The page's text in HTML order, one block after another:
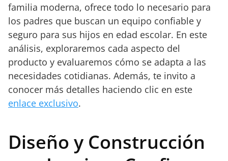
familia moderna, ofrece todo lo necesario para
los padres que buscan un equipo confiable y
seguro para sus hijos en edad escolar. En este
análisis, exploraremos cada aspecto del
producto y evaluaremos cómo se adapta a las
necesidades cotidianas. Además, te invito a
conocer más detalles haciendo clic en este
enlace exclusivo.
Diseño y Construcción